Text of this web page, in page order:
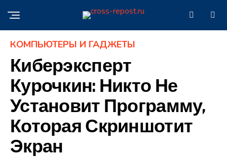
КОМПЬЮТЕРЫ И ГАДЖЕТЫ
Киберэксперт
Курочкин: Никто Не
Установит Программу,
Которая Скриншотит
Экран